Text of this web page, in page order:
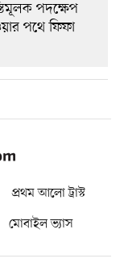
প্রথম আলো ট্রাস্ট
মোবাইল ভ্যাস